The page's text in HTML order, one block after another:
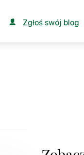
Zgłoś swój blog